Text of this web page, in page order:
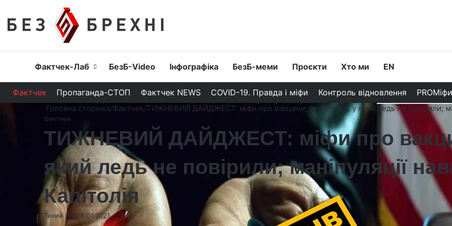
Головна
Фактчек-Лаб БезБ-Video Інфографіка БезБ-меми Проєкти Хто ми EN
Фактчек Пропаганда-СТОП Фактчек NEWS COVID-19. Правда і міфи Контроль відновлення PROМіфи
Головна сторінка/Фактчек/ТИЖНЕВИЙ ДАЙДЖЕСТ: міфи про вакцини; фейк-жарт, у який ледь не повірили;
Фактчек
ТИЖНЕВИЙ ДАЙДЖЕСТ: міфи про
який ледь не повірили; маніпуляції
Капітолія
Тихий Вир18.01.2021